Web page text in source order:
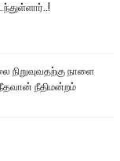
நிறுவுவதற்கு நாளை
நீதிமன்றம்